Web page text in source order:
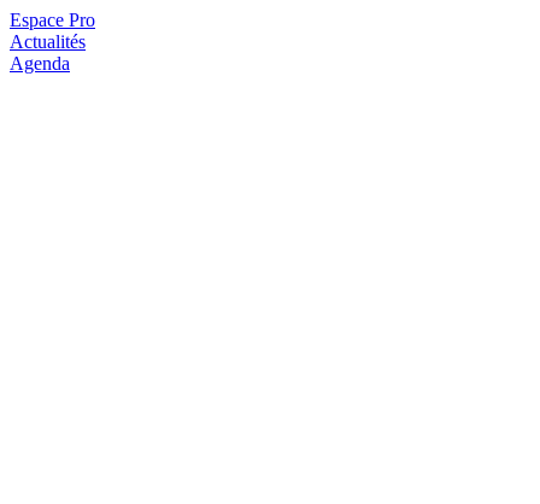
Espace Pro
Actualités
Agenda